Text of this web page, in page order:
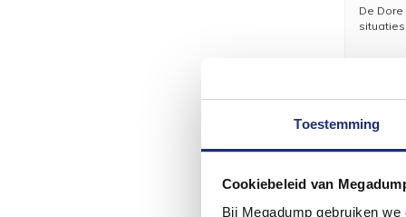
Toestemming
Cookiebeleid van
Bij Megadump gebruiken
De